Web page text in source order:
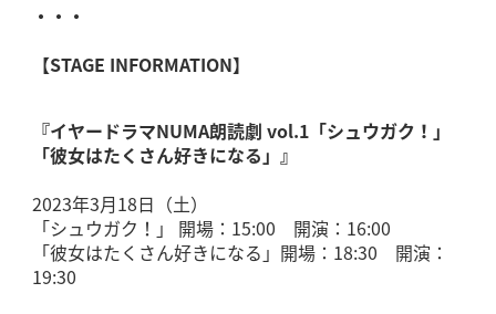
・・・
【STAGE INFORMATION】
『イヤードラマNUMA朗読劇 vol.1「シュウガク！」
「彼女はたくさん好きになる」』
2023年3月18日（土）
「シュウガク！」 開場：15:00 開演：16:00
「彼女はたくさん好きになる」開場：18:30 開演：
19:30